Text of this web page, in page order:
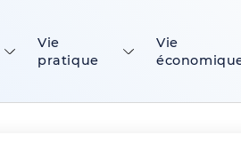
Consulter le plan du site
Vie
pratique
Vie